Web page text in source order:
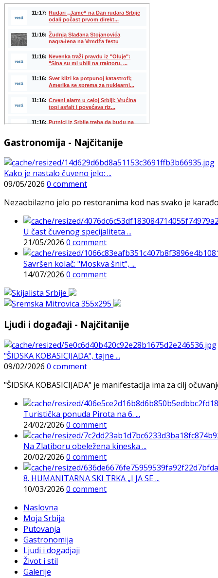
Gastronomija - Najčitanije
Kako je nastalo čuveno jelo: ...
09/05/2026 0 comment
Nezaobilazno jelo po restoranima kod nas svako je
U čast čuvenog specijaliteta ...
21/05/2026 0 comment
Savršen kolač: "Moskva šnit", ...
14/07/2026 0 comment
Ljudi i događaji - Najčitanije
"ŠIDSKA KOBASICIJADA", tajne ...
09/02/2026 0 comment
"ŠIDSKA KOBASICIJADA" je manifestacija ima za cilj
Turistička ponuda Pirota na 6. ...
24/02/2026 0 comment
Na Zlatiboru obeležena kineska ...
20/02/2026 0 comment
8. HUMANITARNA SKI TRKA „I JA SE ...
10/03/2026 0 comment
Naslovna
Moja Srbija
Putovanja
Gastronomija
Ljudi i dogadjaji
Život i stil
Galerije